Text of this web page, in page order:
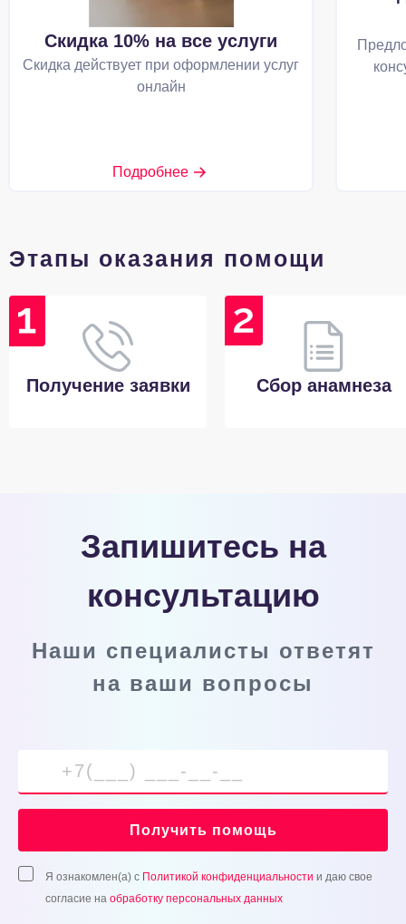
Скидка 10% на все услуги
Скидка действует при оформлении услуг
онлайн
Подробнее
Этапы оказания помощи
Получение заявки Сбор анамнеза
Запишитесь на
консультацию
Наши специалисты ответят
на ваши вопросы
Получить помощь
Я ознакомлен(а) с Политикой конфиденциальности и даю свое
согласие на обработку персональных данных